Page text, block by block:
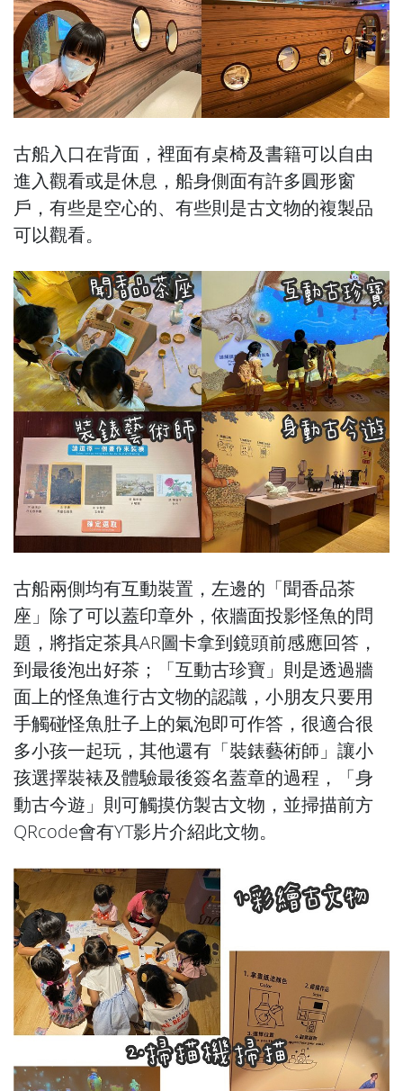
古船入口在背面，裡面有桌椅及書籍可以自由
進入觀看或是休息，船身側面有許多圓形窗
戶，有些是空心的、有些則是古文物的複製品
可以觀看。
古船兩側均有互動裝置，左邊的「聞香品茶
座」除了可以蓋印章外，依牆面投影怪魚的問
題，將指定茶具AR圖卡拿到鏡頭前感應回答，
到最後泡出好茶；「互動古珍寶」則是透過牆
面上的怪魚進行古文物的認識，小朋友只要用
手觸碰怪魚肚子上的氣泡即可作答，很適合很
多小孩一起玩，其他還有「裝錶藝術師」讓小
孩選擇裝裱及體驗最後簽名蓋章的過程，「身
動古今遊」則可觸摸仿製古文物，並掃描前方
QRcode會有YT影片介紹此文物。